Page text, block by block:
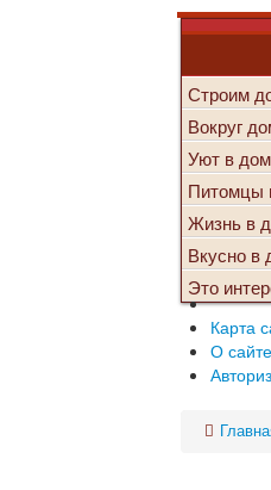
Строим
Вокруг
Уют в
Питомцы
Жизнь в
Вкусно в
Это
Карта
О сайте